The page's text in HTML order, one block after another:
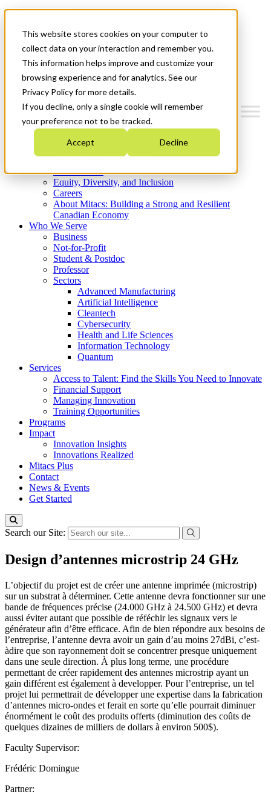
This website stores cookies on your computer to
collect data on your interaction and remember you.
This information helps improve and customize your
browsing experience and for analytics. See our
Privacy Policy for more details.
If you decline, only a single cookie will remember
your preference not to be tracked.
Accept Decline
News & Events
Get Started
Menu
Who We Are
Strategic Plan 2026-2030
What We Do
Equity, Diversity, and Inclusion
Careers
About Mitacs: Building a Strong and Resilient
Canadian Economy
Who We Serve
Business
Not-for-Profit
Student & Postdoc
Professor
Sectors
Advanced Manufacturing
Artificial Intelligence
Cleantech
Cybersecurity
Health and Life Sciences
Information Technology
Quantum
Services
Access to Talent: Find the Skills You Need to Innovate
Financial Support
Managing Innovation
Training Opportunities
Programs
Impact
Innovation Insights
Innovations Realized
Mitacs Plus
Contact
News & Events
Get Started
Search our Site:
Design d’antennes microstrip 24 GHz
L’objectif du projet est de créer une antenne imprimée (microstrip)
sur un substrat à déterminer. Cette antenne devra fonctionner sur une
bande de fréquences précise (24.000 GHz à 24.500 GHz) et devra
aussi éviter autant que possible de réféchir les signaux vers le
générateur afin d’être efficace. Afin de bien répondre aux besoins de
l’entreprise, l’antenne devra avoir un gain d’au moins 27dBi, c’est-
àdire que son rayonnement doit se concentrer presque uniquement
dans une seule direction. À plus long terme, une procédure
permettant de créer rapidement des antennes microstrip ayant un
gain différent est également à developper. Pour l’entreprise, un tel
projet lui permettrait de développer une expertise dans la fabrication
d’antennes micro-ondes et ferait en sorte qu’elle pourrait diminuer
énormément le coût des produits offerts (diminution des coûts de
quelques dizaines de milliers de dollars à environ 500$).
Faculty Supervisor:
Frédéric Domingue
Partner: